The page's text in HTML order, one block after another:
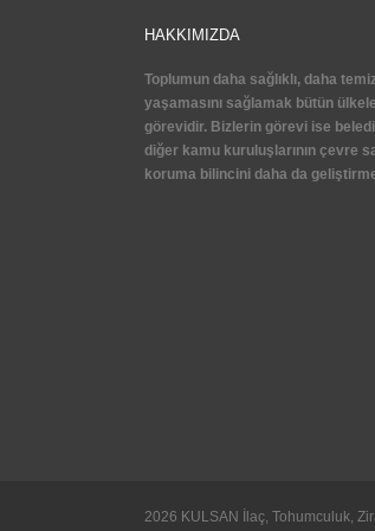
HAKKIMIZDA
Toplumun daha sağlıklı, daha
yaşamasını sağlamak bütün
görevidir. Bizlerin görevi ise
diğer kamu kuruluşlarının çevre
koruma bilincini daha da
2026 KULSAN İlaç, Tohumculuk,